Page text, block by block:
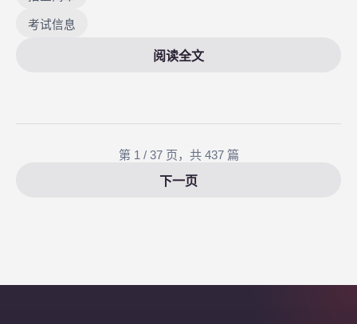
考试信息
阅读全文
第 1 / 37 页，共 437 篇
下一页